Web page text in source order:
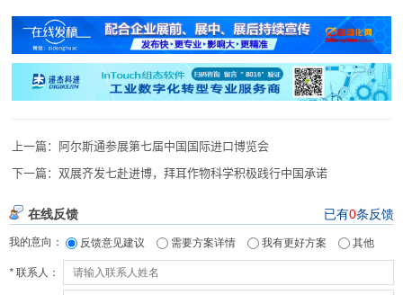
上一篇：
阿尔斯通参展第七届中国国际进口博览会
下一篇：双展齐发七赴进博，拜耳作物科学积极践行中国承诺